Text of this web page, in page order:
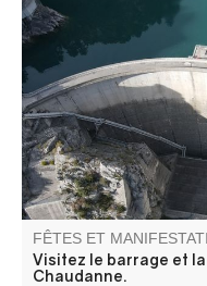
Au cours d'une visite
d'EDF, visitez les
renouvelable.
conditions d'accès
attentivement.
FÊTES ET
Visitez le barrage et
Chaudanne.